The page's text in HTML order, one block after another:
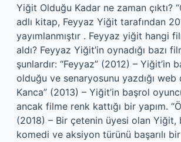
Yiğit Olduğu Kadar ne zaman çıktı?
adlı kitap, Feyyaz Yiğit tarafından
yayımlanmıştır . Feyyaz yiğit hangi
aldı? Feyyaz Yiğit’in oynadığı bazı
şunlardır: “Feyyaz” (2012) – Yiğit’in
olduğu ve senaryosunu yazdığı web
Kanca” (2013) – Yiğit’in başrol
ancak filme renk kattığı bir yapım.
(2018) – Bir çetenin üyesi olan Yiğit,
komedi ve aksiyon türünü başarılı